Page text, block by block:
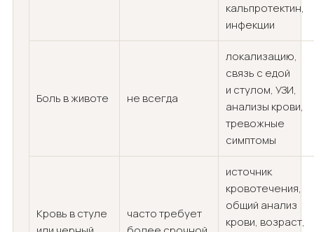
кальпротектин,
инфекции
Боль в животе не всегда
локализацию,
связь с едой
и стулом, УЗИ,
анализы крови,
тревожные
симптомы
Кровь в стуле
часто требует
источник
кровотечения,
общий анализ
крови, возраст,